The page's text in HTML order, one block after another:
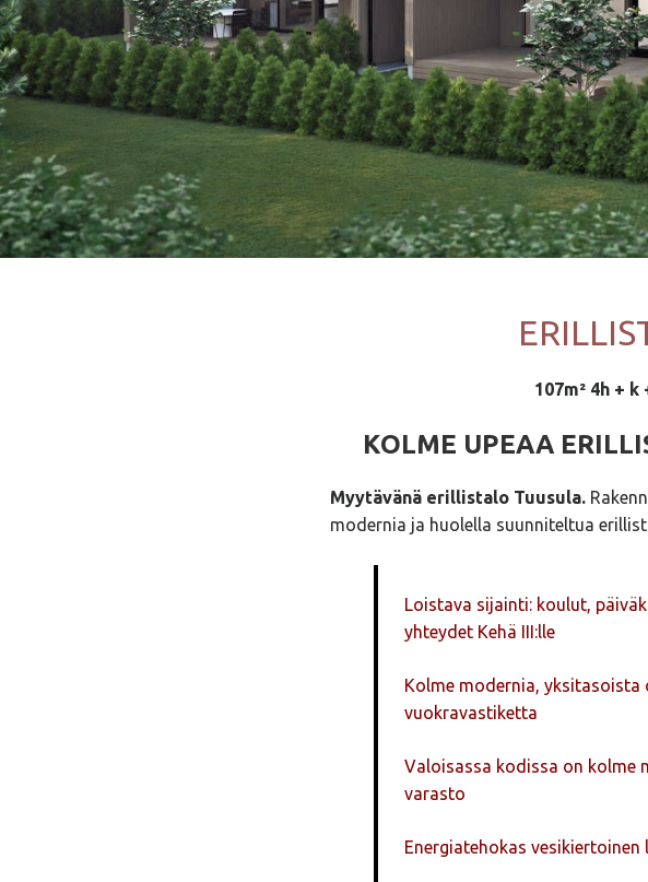
107m² 4h +
KOLME UPEAA
Myytävänä erillistalo Tuusula.
modernia ja huolella suunniteltua
Loistava sijainti: koulut,
yhteydet Kehä III:lle
Kolme modernia,
vuokravastiketta
Valoisassa kodissa on kolme
varasto
Energiatehokas